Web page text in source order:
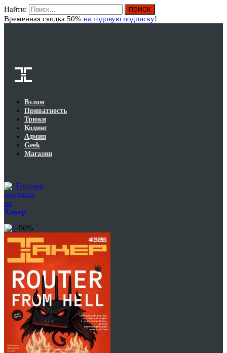
Найти:
Временная скидка 50% на годовую подписку!
Взлом
Приватность
Трюки
Кодинг
Админ
Geek
Магазин
Годовая
подписка
на
Хакер
-50%